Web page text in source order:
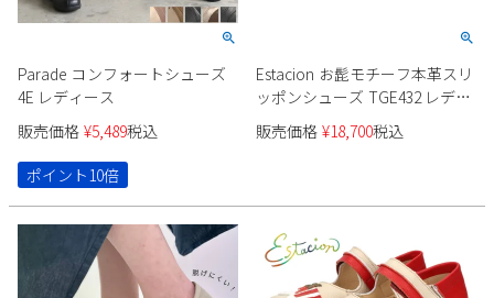
Parade コンフォートシューズ
4E レディース
販売価格 ¥5,489税込
ポイント10倍
Estacion お髭モチーフ本革スリ
ッポンシューズ TGE432 レディ
ース
販売価格 ¥18,700税込